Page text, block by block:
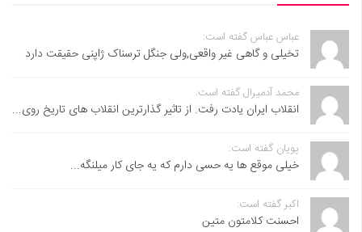
عباس عباس گفته است:
تخیلی و گاهی غیر واقعی,ولی جنگل ترسناک ژاپنی حقیقت دارد
محمد آدمیرال گفته است:
انقلاب ایران یادت رفت. از تاثیر گذارترین انقلاب های تاریخ روی...
پویان گفته است:
خیلی موقع ها یه حسی دارم که یه جای کار میلنگه...
اکبر گفته است:
احسنت ‌کلامتون متین